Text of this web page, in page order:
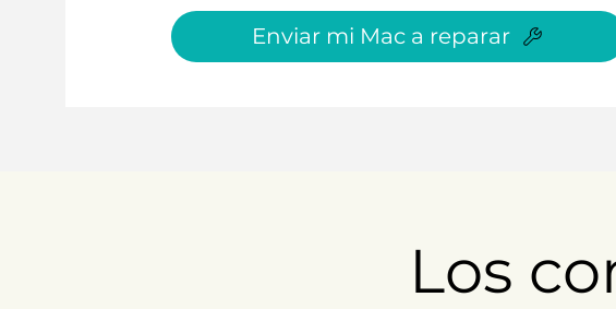
Enviar mi Mac a reparar
Los